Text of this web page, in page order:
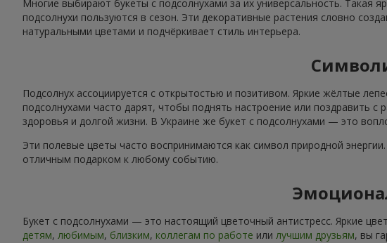
Многие выбирают букеты с подсолнухами за их универсальность. Такая
подсолнухи пользуются в сезон. Эти декоративные растения словно
натуральными цветами и подчёркивает стиль интерьера.
Подсолнух ассоциируется с открытостью и позитивом. Яркие жёлтые
подсолнухами часто дарят, чтобы поднять настроение или поздравить
здоровья и долгой жизни. В Украине же букет с подсолнухами — это
Эти полевые цветы часто воспринимаются как символ природной
отличным подарком к любому событию.
Букет с подсолнухами — это настоящий цветочный антистресс. Яркие
детям, любимым, близким, коллегам по работе или лучшим друзьям, вы